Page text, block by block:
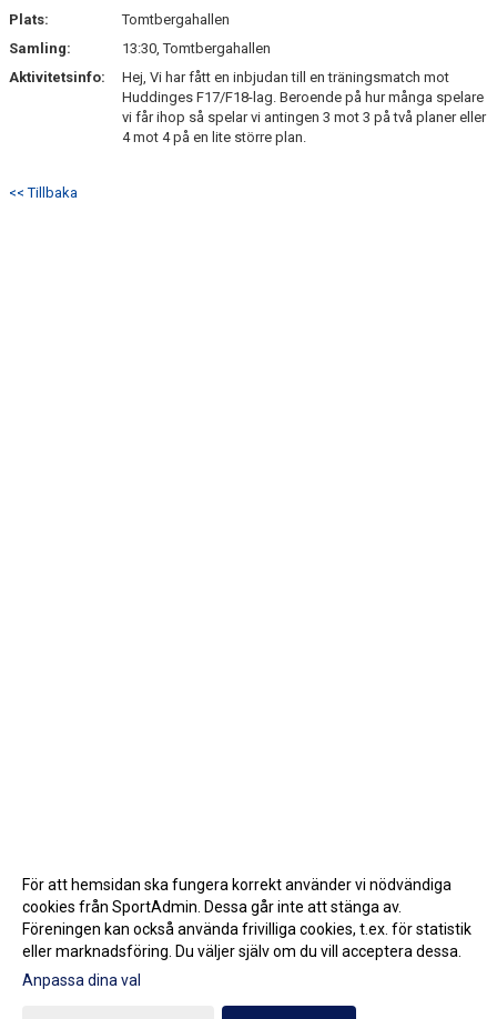
Plats:
Tomtbergahallen
Samling:
13:30, Tomtbergahallen
Aktivitetsinfo:
Hej, Vi har fått en inbjudan till en träningsmatch mot
Huddinges F17/F18-lag. Beroende på hur många spelare
vi får ihop så spelar vi antingen 3 mot 3 på två planer eller
4 mot 4 på en lite större plan.
<< Tillbaka
Gå till Webbversion
För att hemsidan ska fungera korrekt använder vi nödvändiga
cookies från SportAdmin. Dessa går inte att stänga av.
Föreningen kan också använda frivilliga cookies, t.ex. för statistik
eller marknadsföring. Du väljer själv om du vill acceptera dessa.
Anpassa dina val